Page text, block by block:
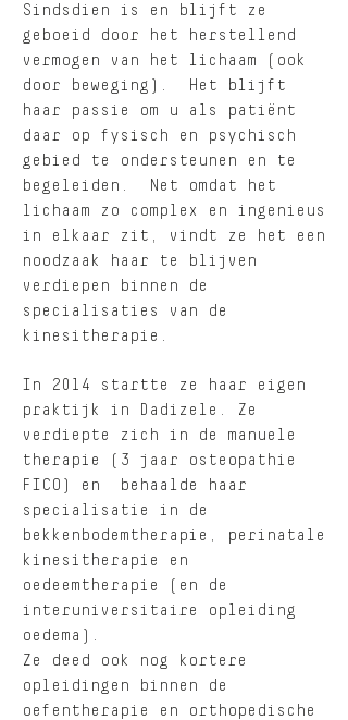
Sindsdien is en blijft ze
geboeid door het herstellend
vermogen van het lichaam (ook
door beweging). Het blijft
haar passie om u als patiënt
daar op fysisch en psychisch
gebied te ondersteunen en te
begeleiden. Net omdat het
lichaam zo complex en ingenieus
in elkaar zit, vindt ze het een
noodzaak haar te blijven
verdiepen binnen de
specialisaties van de
kinesitherapie.
In 2014 startte ze haar eigen
praktijk in Dadizele.
Ze
verdiepte zich in de manuele
therapie (3 jaar osteopathie
FICO) en behaalde haar
specialisatie in de
bekkenbodemtherapie, perinatale
kinesitherapie en
oedeemtherapie (en de
interuniversitaire opleiding
oedema).
Ze deed ook nog kortere
opleidingen binnen de
oefentherapie en orthopedische